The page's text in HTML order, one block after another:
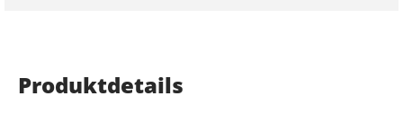
Produktdetails